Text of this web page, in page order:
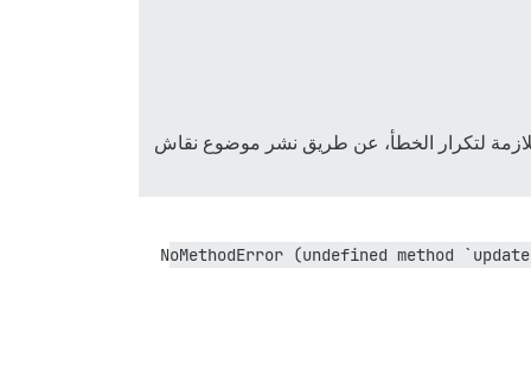
لتكرار الخطأ، عن طريق نشر موضوع نقاش
NoMethodError (undefined method